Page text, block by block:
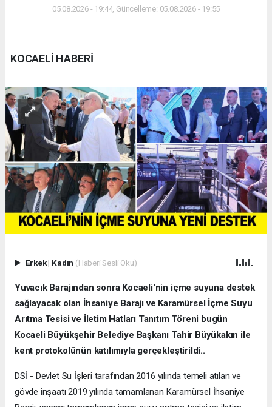
05.08.2026 - 19:44, Güncelleme: 05.08.2026 - 19:55
KOCAELİ HABERİ
Erkek| Kadın (Haberi Sesli Oku)
Yuvacık Barajından sonra Kocaeli'nin içme suyuna destek
sağlayacak olan İhsaniye Barajı ve Karamürsel İçme Suyu
Arıtma Tesisi ve İletim Hatları Tanıtım Töreni bugün
Kocaeli Büyükşehir Belediye Başkanı Tahir Büyükakın ile
kent protokolünün katılımıyla gerçekleştirildi..
DSİ - Devlet Su İşleri tarafından 2016 yılında temeli atılan ve
gövde inşaatı 2019 yılında tamamlanan Karamürsel İhsaniye